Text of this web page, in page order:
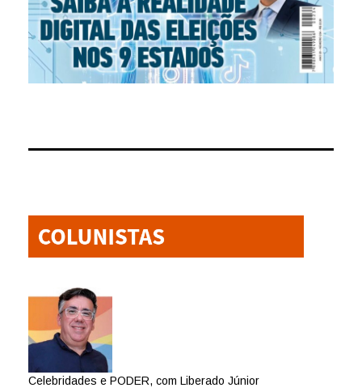
Celebridades e PODER, com Liberado Júnior